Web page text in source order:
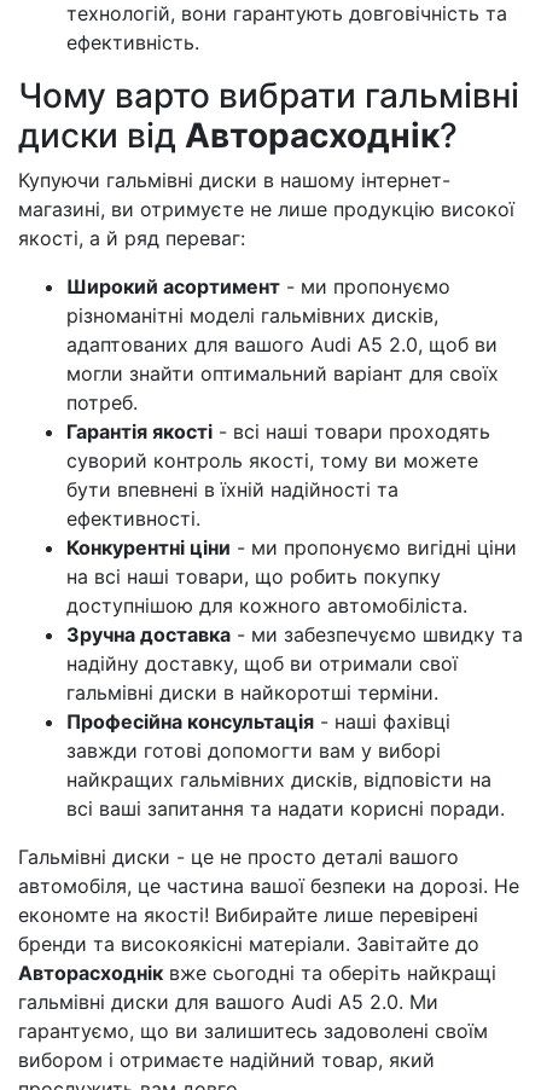
технологій, вони гарантують довговічність та
ефективність.
Чому варто вибрати гальмівні
диски від Авторасходнік?
Купуючи гальмівні диски в нашому інтернет-
магазині, ви отримуєте не лише продукцію високої
якості, а й ряд переваг:
Широкий асортимент - ми пропонуємо
різноманітні моделі гальмівних дисків,
адаптованих для вашого Audi A5 2.0, щоб ви
могли знайти оптимальний варіант для своїх
потреб.
Гарантія якості - всі наші товари проходять
суворий контроль якості, тому ви можете
бути впевнені в їхній надійності та
ефективності.
Конкурентні ціни - ми пропонуємо вигідні ціни
на всі наші товари, що робить покупку
доступнішою для кожного автомобіліста.
Зручна доставка - ми забезпечуємо швидку та
надійну доставку, щоб ви отримали свої
гальмівні диски в найкоротші терміни.
Професійна консультація - наші фахівці
завжди готові допомогти вам у виборі
найкращих гальмівних дисків, відповісти на
всі ваші запитання та надати корисні поради.
Гальмівні диски - це не просто деталі вашого
автомобіля, це частина вашої безпеки на дорозі. Не
економте на якості! Вибирайте лише перевірені
бренди та високоякісні матеріали. Завітайте до
Авторасходнік вже сьогодні та оберіть найкращі
гальмівні диски для вашого Audi A5 2.0. Ми
гарантуємо, що ви залишитесь задоволені своїм
вибором і отримаєте надійний товар, який